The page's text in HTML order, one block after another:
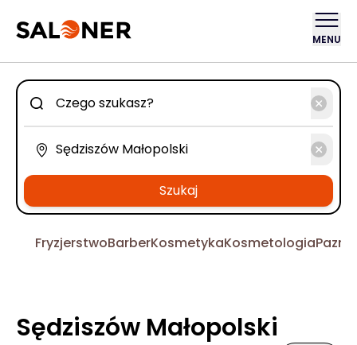
MENU
Szukaj
FryzjerstwoBarberKosmetykaKosmetologia
Sędziszów Małopolski